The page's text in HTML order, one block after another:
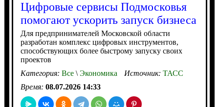
Цифровые сервисы Подмосковья
помогают ускорить запуск бизнеса
Для предпринимателей Московской области
разработан комплекс цифровых инструментов,
способствующих более быстрому запуску своих
проектов
Категория: Все\Экономика Источник: ТАСС
Время: 08.07.2026 14:33